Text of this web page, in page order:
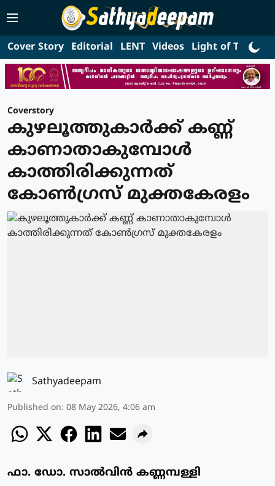
Cover Story Editorial LENT Videos Light of Truth
Coverstory
കുഴലൂത്തുകാര്‍ക്ക് കണ്ണ്
കാണാതാകുമ്പോള്‍
കാത്തിരിക്കുന്നത്
കോൺഗ്രസ് മുക്തകേരളം
Sathyadeepam
Published on: 08 May 2026, 4:06 am
ഫാ. ഡോ. സാൽവിൻ കണ്ണമ്പള്ളി